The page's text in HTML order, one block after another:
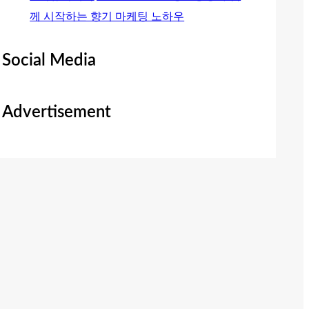
께 시작하는 향기 마케팅 노하우
Social Media
Advertisement